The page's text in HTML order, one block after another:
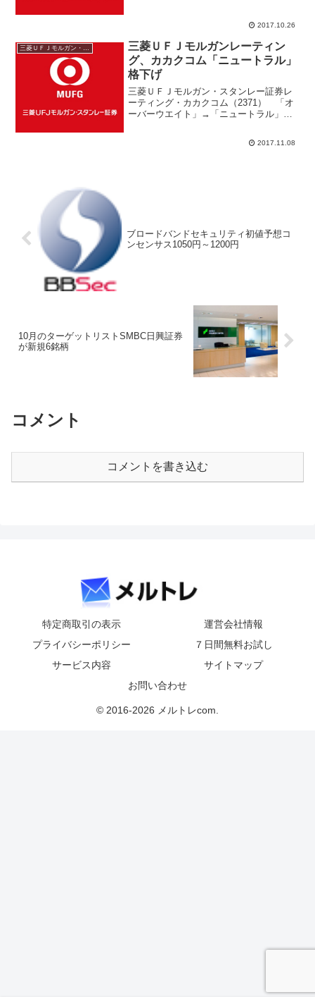
2017.10.26
三菱ＵＦＪモルガンレーティン
グ、カカクコム「ニュートラル」
格下げ
三菱ＵＦＪモルガン・スタンレー証券レ
ーティング・カカクコム（2371） 「オ
ーバーウエイト」→「ニュートラル」格
円・カルビー（2229） 目標株価40...
2017.11.08
ブロードバンドセキュリティ初値予想コ
ンセンサス1050円～1200円
10月のターゲットリストSMBC日興証券
が新規6銘柄
コメント
コメントを書き込む
特定商取引の表示
運営会社情報
プライバシーポリシー
７日間無料お試し
サービス内容
サイトマップ
お問い合わせ
© 2016-2026 メルトレcom.